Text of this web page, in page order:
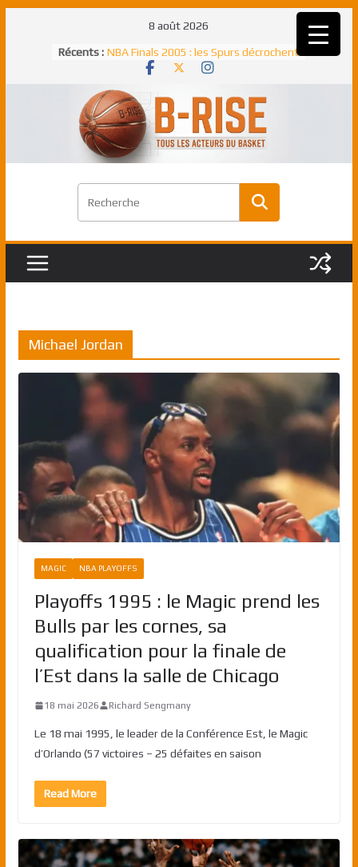
8 août 2026
Récents : meilleur défenseur d’une saison NBA
NBA Finals 2005 : les Spurs décrochent
un troisième titre NBA, la rude bataille
face aux Pistons
NBA Finals 2021 : les Bucks et Giannis
Antetokounmpo triomphent, le Greek
Freek élu MVP
match à plus de 40 points en NBA, le
canadien transcendant face aux Spurs
Michael Jordan
MAGIC NBA PLAYOFFS
Playoffs 1995 : le Magic prend les
Bulls par les cornes, sa
qualification pour la finale de
l’Est dans la salle de Chicago
18 mai 2026 Richard Sengmany
Le 18 mai 1995, le leader de la Conférence Est, le Magic
d’Orlando (57 victoires – 25 défaites en saison
Read More